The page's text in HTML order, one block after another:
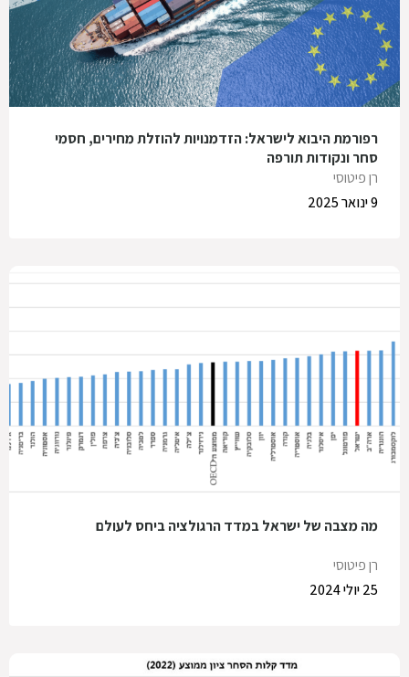
רפורמת היבוא לישראל: הזדמנויות להוזלת מחירים, חסמי
סחר ונקודות תורפה
רן פיטוסי
9 ינואר 2025
מה מצבה של ישראל במדד הרגולציה ביחס לעולם
רן פיטוסי
25 יולי 2024